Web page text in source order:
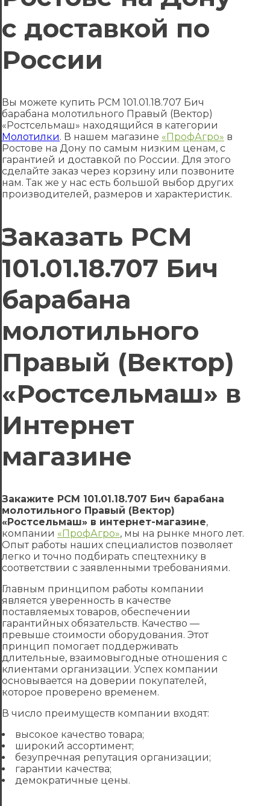
с доставкой по
России
Вы можете купить РСМ 101.01.18.707 Бич
барабана молотильного Правый (Вектор)
«Ростсельмаш» находящийся в категории
Молотилки. В нашем магазине «ПрофАгро» в
Ростове на Дону по самым низким ценам, с
гарантией и доставкой по России. Для этого
сделайте заказ через корзину или позвоните
нам. Так же у нас есть большой выбор других
производителей, размеров и характеристик.
Заказать РСМ
101.01.18.707 Бич
барабана
молотильного
Правый (Вектор)
«Ростсельмаш» в
Интернет
магазине
Закажите РСМ 101.01.18.707 Бич барабана
молотильного Правый (Вектор)
«Ростсельмаш» в интернет-магазине,
компании «ПрофАгро», мы на рынке много лет.
Опыт работы наших специалистов позволяет
легко и точно подбирать спецтехнику в
соответствии с заявленными требованиями.
Главным принципом работы компании
является уверенность в качестве
поставляемых товаров, обеспечении
гарантийных обязательств. Качество —
превыше стоимости оборудования. Этот
принцип помогает поддерживать
длительные, взаимовыгодные отношения с
клиентами организации. Успех компании
основывается на доверии покупателей,
которое проверено временем.
В число преимуществ компании входят:
высокое качество товара;
широкий ассортимент;
безупречная репутация организации;
гарантии качества;
демократичные цены.